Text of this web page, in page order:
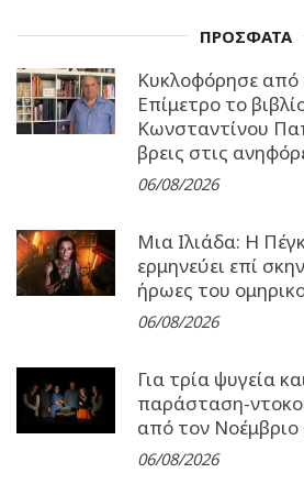
ΠΡΟΣΦΑΤΑ
Κυκλοφόρησε από
Επίμετρο το
Κωνσταντίνου
βρεις στις
06/08/2026
Μια Ιλιάδα: H
ερμηνεύει επί
ήρωες του
06/08/2026
Για τρία ψυγεία
παράσταση-
από τον
06/08/2026